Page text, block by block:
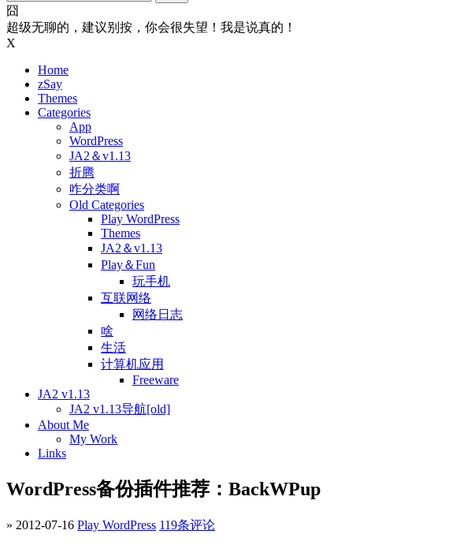
索：
囧
超级无聊的，建议别按，你会很失望！我是说真的！
X
Home
zSay
Themes
Categories
App
WordPress
JA2＆v1.13
折腾
咋分类啊
Old Categories
Play WordPress
Themes
JA2＆v1.13
Play＆Fun
玩手机
互联网络
网络日志
啥
生活
计算机应用
Freeware
JA2 v1.13
JA2 v1.13导航[old]
About Me
My Work
Links
WordPress备份插件推荐：BackWPup
» 2012-07-16 Play WordPress 119条评论